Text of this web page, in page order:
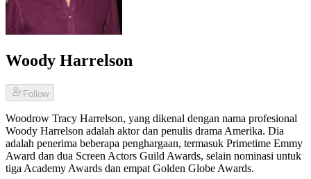
Woody Harrelson
Follow
Woodrow Tracy Harrelson, yang dikenal dengan nama profesional
Woody Harrelson adalah aktor dan penulis drama Amerika. Dia
adalah penerima beberapa penghargaan, termasuk Primetime Emmy
Award dan dua Screen Actors Guild Awards, selain nominasi untuk
tiga Academy Awards dan empat Golden Globe Awards.